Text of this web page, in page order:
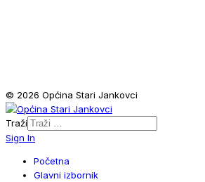
© 2026 Općina Stari Jankovci
Traži
Sign In
Početna
Glavni izbornik